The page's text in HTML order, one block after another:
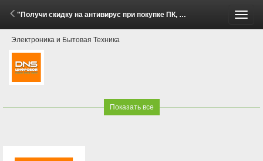
"Получи скидку на антивирус при покупке ПК, ноутбука или услуги сборки ПК!" (7 Апреля - 30 Сентября 2026)
Электроника и Бытовая Техника
Показать все